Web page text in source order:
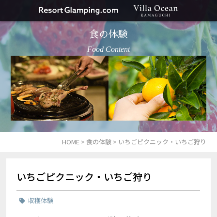
食の体験
Food Content
HOME> 食の体験> いちごピクニック・いちご狩り
いちごピクニック・いちご狩り
収穫体験